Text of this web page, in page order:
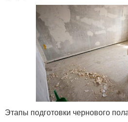
Этапы подготовки чернового